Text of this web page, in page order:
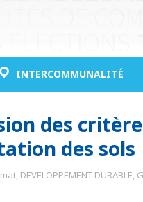
INTERCOMMUNALITÉ
des
des sols
, DEVELOPPEMENT DURABLE,